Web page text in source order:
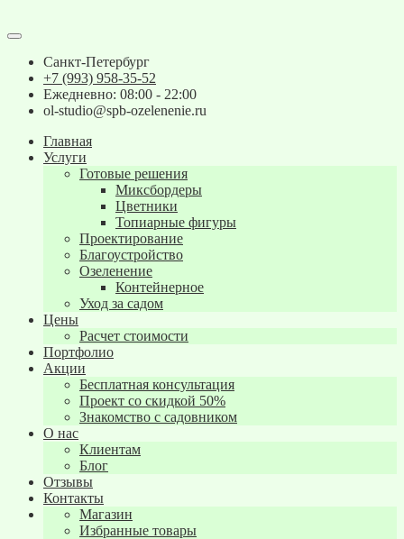
Санкт-Петербург
+7 (993) 958-35-52
Ежедневно: 08:00 - 22:00
ol-studio@spb-ozelenenie.ru
Главная
Услуги
Готовые решения
Миксбордеры
Цветники
Топиарные фигуры
Проектирование
Благоустройство
Озеленение
Контейнерное
Уход за садом
Цены
Расчет стоимости
Портфолио
Акции
Бесплатная консультация
Проект со скидкой 50%
Знакомство с садовником
О нас
Клиентам
Блог
Отзывы
Контакты
Магазин
Избранные товары